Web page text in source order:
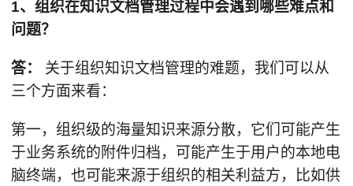
1、组织在知识文档管理过程中会遇到哪些难点和
问题？
答：
关于组织知识文档管理的难题，我们可以从
三个方面来看：
第一，组织级的海量知识来源分散，它们可能产生
于业务系统的附件归档，可能产生于用户的本地电
脑终端，也可能来源于组织的相关利益方，比如供